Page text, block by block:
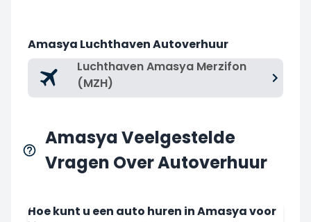
Amasya Luchthaven Autoverhuur
Luchthaven Amasya Merzifon
(MZH)
Amasya Veelgestelde
Vragen Over Autoverhuur
Hoe kunt u een auto huren in Amasya voor